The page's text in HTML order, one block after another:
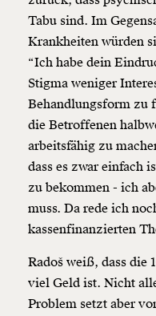
Tabu sind. Im
Krankheiten würden
“Ich habe dein
Stigma weniger
Behandlungsform zu
die Betroffenen
arbeitsfähig zu
dass es zwar einfach
zu bekommen - ich
muss. Da rede ich
kassenfinanzierten
Radoš weiß, dass die
viel Geld ist. Nicht
Problem setzt aber